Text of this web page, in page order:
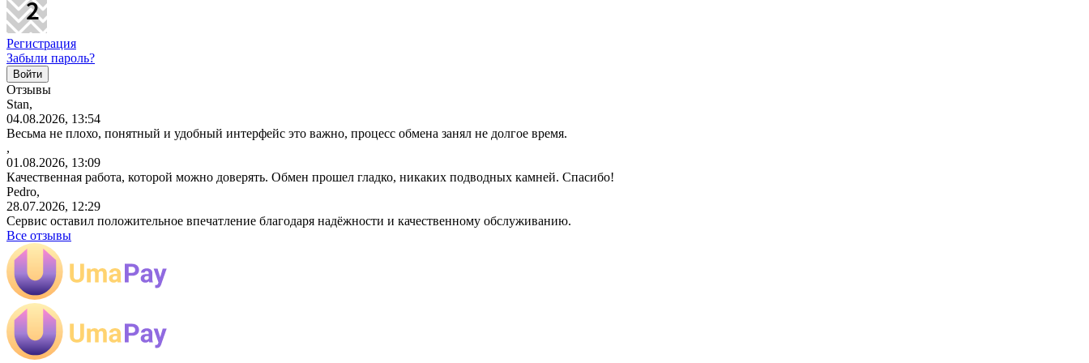
Регистрация
Забыли пароль?
Отзывы
Stan,
04.08.2026, 13:54
Весьма не плохо, понятный и удобный интерфейс это важно, процесс обмена занял не долгое время.
,
01.08.2026, 13:09
Качественная работа, которой можно доверять. Обмен прошел гладко, никаких подводных камней. Спасибо!
Pedro,
28.07.2026, 12:29
Сервис оставил положительное впечатление благодаря надёжности и качественному обслуживанию.
Все отзывы